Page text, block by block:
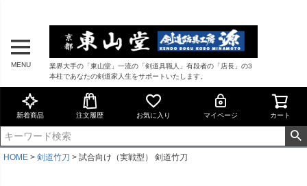
MENU
業界大手の「東山堂」一流の「剣道具職人」有段者の「店長」の3
本柱であなたの剣道家人生をサポートいたします。
新着商品 注文履歴 お気に入り マイページ カート
HOME 剣道竹刀 試合向け（実戦型） 剣道竹刀